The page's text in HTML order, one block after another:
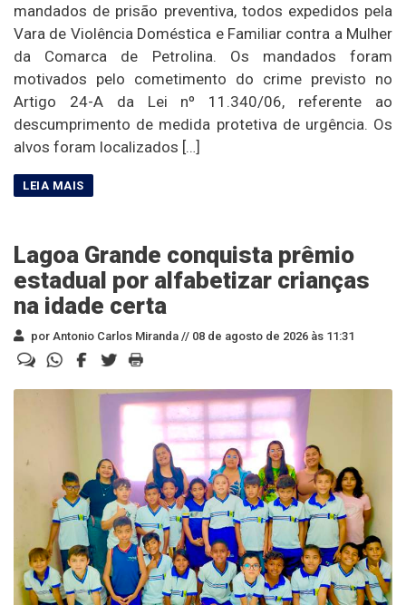
mandados de prisão preventiva, todos expedidos pela
Vara de Violência Doméstica e Familiar contra a Mulher
da Comarca de Petrolina. Os mandados foram
motivados pelo cometimento do crime previsto no
Artigo 24-A da Lei nº 11.340/06, referente ao
descumprimento de medida protetiva de urgência. Os
alvos foram localizados […]
Lagoa Grande conquista prêmio
estadual por alfabetizar crianças
na idade certa
por Antonio Carlos Miranda // 08 de agosto de 2026 às 11:31